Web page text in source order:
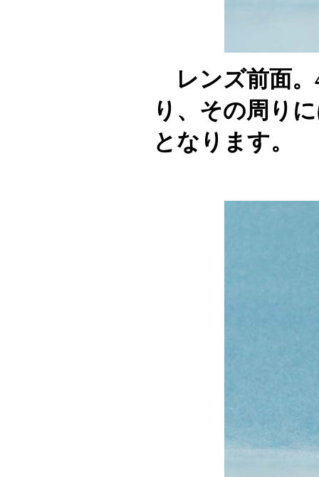
レンズ前面。
り、その周り
となります。